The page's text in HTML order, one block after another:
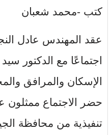
كتب -محمد شعبان
عقد المهندس عادل
اجتماعًا مع الدكتور
الإسكان والمرافق
حضر الاجتماع ممثلون
تنفيذية من محافظة